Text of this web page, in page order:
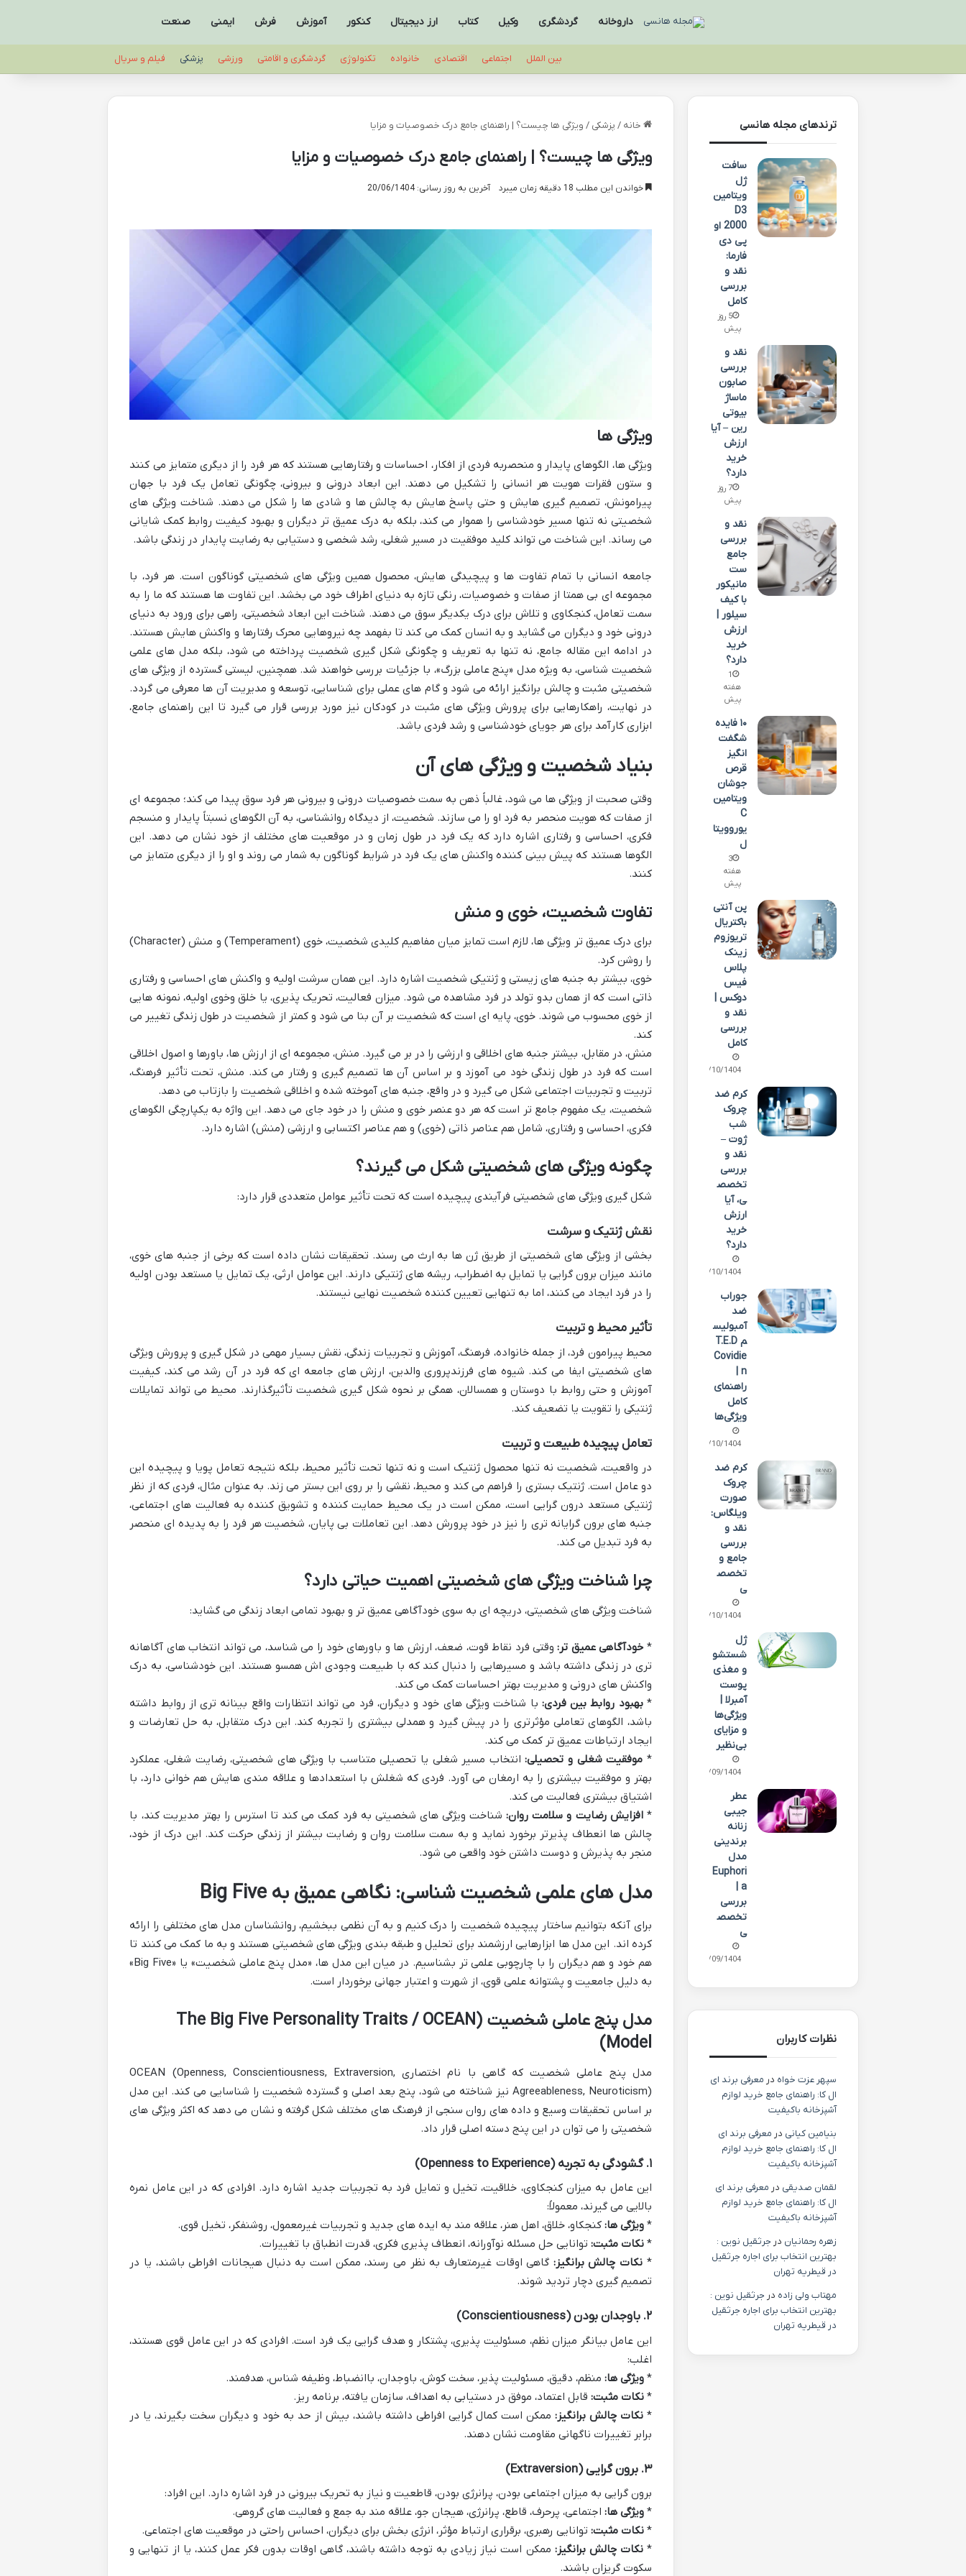
داروخانه گردشگری وکیل کتاب ارز دیجیتال کنکور آموزش فرش ایمنی صنعت
بین الملل اجتماعی اقتصادی خانواده تکنولوژی گردشگری و اقامتی ورزشی پزشکی فیلم و سریال
خانه / پزشکی / ویژگی ها چیست؟ | راهنمای جامع درک خصوصیات و مزایا
ویژگی ها چیست؟ | راهنمای جامع درک خصوصیات و مزایا
آخرین به روز رسانی: 20/06/1404 خواندن این مطلب 18 دقیقه زمان میبرد
ویژگی ها
ویژگی ها، الگوهای پایدار و منحصربه فردی از افکار، احساسات و رفتارهایی هستند که هر فرد را از دیگری متمایز می کنند
و ستون فقرات هویت هر انسانی را تشکیل می دهند. این ابعاد درونی و بیرونی، چگونگی تعامل یک فرد با جهان
پیرامونش، تصمیم گیری هایش و حتی پاسخ هایش به چالش ها و شادی ها را شکل می دهند. شناخت ویژگی های
شخصیتی نه تنها مسیر خودشناسی را هموار می کند، بلکه به درک عمیق تر دیگران و بهبود کیفیت روابط کمک شایانی
می رساند. این شناخت می تواند کلید موفقیت در مسیر شغلی، رشد شخصی و دستیابی به رضایت پایدار در زندگی باشد.
جامعه انسانی با تمام تفاوت ها و پیچیدگی هایش، محصول همین ویژگی های شخصیتی گوناگون است. هر فرد، با
مجموعه ای بی همتا از صفات و خصوصیات، رنگی تازه به دنیای اطراف خود می بخشد. این تفاوت ها هستند که ما را به
سمت تعامل، کنجکاوی و تلاش برای درک یکدیگر سوق می دهند. شناخت این ابعاد شخصیتی، راهی برای ورود به دنیای
درونی خود و دیگران می گشاید و به انسان کمک می کند تا بفهمد چه نیروهایی محرک رفتارها و واکنش هایش هستند.
در ادامه این مقاله جامع، نه تنها به تعریف و چگونگی شکل گیری شخصیت پرداخته می شود، بلکه مدل های علمی
شخصیت شناسی، به ویژه مدل «پنج عاملی بزرگ»، با جزئیات بررسی خواهند شد. همچنین، لیستی گسترده از ویژگی های
شخصیتی مثبت و چالش برانگیز ارائه می شود و گام های عملی برای شناسایی، توسعه و مدیریت آن ها معرفی می گردد.
در نهایت، راهکارهایی برای پرورش ویژگی های مثبت در کودکان نیز مورد بررسی قرار می گیرد تا این راهنمای جامع،
ابزاری کارآمد برای هر جویای خودشناسی و رشد فردی باشد.
بنیاد شخصیت و ویژگی های آن
وقتی صحبت از ویژگی ها می شود، غالباً ذهن به سمت خصوصیات درونی و بیرونی هر فرد سوق پیدا می کند؛ مجموعه ای
از صفات که هویت منحصر به فرد او را می سازند. شخصیت، از دیدگاه روانشناسی، به آن الگوهای نسبتاً پایدار و منسجم
فکری، احساسی و رفتاری اشاره دارد که یک فرد در طول زمان و در موقعیت های مختلف از خود نشان می دهد. این
الگوها هستند که پیش بینی کننده واکنش های یک فرد در شرایط گوناگون به شمار می روند و او را از دیگری متمایز می
کنند.
تفاوت شخصیت، خوی و منش
برای درک عمیق تر ویژگی ها، لازم است تمایز میان مفاهیم کلیدی شخصیت، خوی (Temperament) و منش (Character)
را روشن کرد.
خوی، بیشتر به جنبه های زیستی و ژنتیکی شخصیت اشاره دارد. این همان سرشت اولیه و واکنش های احساسی و رفتاری
ذاتی است که از همان بدو تولد در فرد مشاهده می شود. میزان فعالیت، تحریک پذیری، یا خلق وخوی اولیه، نمونه هایی
از خوی محسوب می شوند. خوی، پایه ای است که شخصیت بر آن بنا می شود و کمتر از شخصیت در طول زندگی تغییر می
کند.
منش، در مقابل، بیشتر جنبه های اخلاقی و ارزشی را در بر می گیرد. منش، مجموعه ای از ارزش ها، باورها و اصول اخلاقی
است که فرد در طول زندگی خود می آموزد و بر اساس آن ها تصمیم گیری و رفتار می کند. منش، تحت تأثیر فرهنگ،
تربیت و تجربیات اجتماعی شکل می گیرد و در واقع، جنبه های آموخته شده و اخلاقی شخصیت را بازتاب می دهد.
شخصیت، یک مفهوم جامع تر است که هر دو عنصر خوی و منش را در خود جای می دهد. این واژه به یکپارچگی الگوهای
فکری، احساسی و رفتاری، شامل هم عناصر ذاتی (خوی) و هم عناصر اکتسابی و ارزشی (منش) اشاره دارد.
چگونه ویژگی های شخصیتی شکل می گیرند؟
شکل گیری ویژگی های شخصیتی فرآیندی پیچیده است که تحت تأثیر عوامل متعددی قرار دارد:
نقش ژنتیک و سرشت
بخشی از ویژگی های شخصیتی از طریق ژن ها به ارث می رسند. تحقیقات نشان داده است که برخی از جنبه های خوی،
مانند میزان برون گرایی یا تمایل به اضطراب، ریشه های ژنتیکی دارند. این عوامل ارثی، یک تمایل یا مستعد بودن اولیه
را در فرد ایجاد می کنند، اما به تنهایی تعیین کننده شخصیت نهایی نیستند.
تأثیر محیط و تربیت
محیط پیرامون فرد، از جمله خانواده، فرهنگ، آموزش و تجربیات زندگی، نقش بسیار مهمی در شکل گیری و پرورش ویژگی
های شخصیتی ایفا می کند. شیوه های فرزندپروری والدین، ارزش های جامعه ای که فرد در آن رشد می کند، کیفیت
آموزش و حتی روابط با دوستان و همسالان، همگی بر نحوه شکل گیری شخصیت تأثیرگذارند. محیط می تواند تمایلات
ژنتیکی را تقویت یا تضعیف کند.
تعامل پیچیده طبیعت و تربیت
در واقعیت، شخصیت نه تنها محصول ژنتیک است و نه تنها تحت تأثیر محیط، بلکه نتیجه تعامل پویا و پیچیده این
دو عامل است. ژنتیک بستری را فراهم می کند و محیط، نقشی را بر روی این بستر می زند. به عنوان مثال، فردی که از نظر
ژنتیکی مستعد درون گرایی است، ممکن است در یک محیط حمایت کننده و تشویق کننده به فعالیت های اجتماعی،
جنبه های برون گرایانه تری را نیز در خود پرورش دهد. این تعاملات بی پایان، شخصیت هر فرد را به پدیده ای منحصر
به فرد تبدیل می کند.
چرا شناخت ویژگی های شخصیتی اهمیت حیاتی دارد؟
شناخت ویژگی های شخصیتی، دریچه ای به سوی خودآگاهی عمیق تر و بهبود تمامی ابعاد زندگی می گشاید:
* خودآگاهی عمیق تر:وقتی فرد نقاط قوت، ضعف، ارزش ها و باورهای خود را می شناسد، می تواند انتخاب های آگاهانه
تری در زندگی داشته باشد و مسیرهایی را دنبال کند که با طبیعت وجودی اش همسو هستند. این خودشناسی، به درک
واکنش های درونی و مدیریت بهتر احساسات کمک می کند.
*بهبود روابط بین فردی: با شناخت ویژگی های خود و دیگران، فرد می تواند انتظارات واقع بینانه تری از روابط داشته
باشد، الگوهای تعاملی مؤثرتری را در پیش گیرد و همدلی بیشتری را تجربه کند. این درک متقابل، به حل تعارضات و
ایجاد ارتباطات عمیق تر کمک می کند.
* موفقیت شغلی و تحصیلی:انتخاب مسیر شغلی یا تحصیلی متناسب با ویژگی های شخصیتی، رضایت شغلی، عملکرد
بهتر و موفقیت بیشتری را به ارمغان می آورد. فردی که شغلش با استعدادها و علاقه مندی هایش هم خوانی دارد، با
اشتیاق بیشتری فعالیت می کند.
*افزایش رضایت و سلامت روان:شناخت ویژگی های شخصیتی به فرد کمک می کند تا استرس را بهتر مدیریت کند، با
چالش ها انعطاف پذیرتر برخورد نماید و به سمت سلامت روان و رضایت بیشتر از زندگی حرکت کند. این درک از خود،
منجر به پذیرش و دوست داشتن خود واقعی می شود.
مدل های علمی شخصیت شناسی: نگاهی عمیق به Big Five
برای آنکه بتوانیم ساختار پیچیده شخصیت را درک کنیم و به آن نظمی ببخشیم، روانشناسان مدل های مختلفی را ارائه
کرده اند. این مدل ها ابزارهایی ارزشمند برای تحلیل و طبقه بندی ویژگی های شخصیتی هستند و به ما کمک می کنند تا
هم خود و هم دیگران را با چارچوبی علمی تر بشناسیم. در میان این مدل ها، «مدل پنج عاملی شخصیت» یا «Big Five»
به دلیل جامعیت و پشتوانه علمی قوی، از شهرت و اعتبار جهانی برخوردار است.
مدل پنج عاملی شخصیت (The Big Five Personality Traits / OCEAN
Model)
مدل پنج عاملی شخصیت که گاهی با نام اختصاری OCEAN (Openness, Conscientiousness, Extraversion,
Agreeableness, Neuroticism) نیز شناخته می شود، پنج بعد اصلی و گسترده شخصیت را شناسایی می کند. این مدل
بر اساس تحقیقات وسیع و داده های روان سنجی از فرهنگ های مختلف شکل گرفته و نشان می دهد که اکثر ویژگی های
شخصیتی را می توان در این پنج دسته اصلی قرار داد.
۱. گشودگی به تجربه (Openness to Experience)
این عامل به میزان کنجکاوی، خلاقیت، تخیل و تمایل فرد به تجربیات جدید اشاره دارد. افرادی که در این عامل نمره
بالایی می گیرند، معمولاً:
*ویژگی ها: کنجکاو، خلاق، اهل هنر، علاقه مند به ایده های جدید و تجربیات غیرمعمول، روشنفکر، تخیل قوی.
*نکات مثبت: توانایی حل مسئله نوآورانه، انعطاف پذیری فکری، قدرت انطباق با تغییرات.
* نکات چالش برانگیز: گاهی اوقات غیرمتعارف به نظر می رسند، ممکن است به دنبال هیجانات افراطی باشند، یا در
تصمیم گیری دچار تردید شوند.
۲. باوجدان بودن (Conscientiousness)
این عامل بیانگر میزان نظم، مسئولیت پذیری، پشتکار و هدف گرایی یک فرد است. افرادی که در این عامل قوی هستند،
اغلب:
*ویژگی ها: منظم، دقیق، مسئولیت پذیر، سخت کوش، باوجدان، باانضباط، وظیفه شناس، هدفمند.
*نکات مثبت: قابل اعتماد، موفق در دستیابی به اهداف، سازمان یافته، برنامه ریز.
*نکات چالش برانگیز: ممکن است کمال گرایی افراطی داشته باشند، بیش از حد به خود و دیگران سخت بگیرند، یا در
برابر تغییرات ناگهانی مقاومت نشان دهند.
۳. برون گرایی (Extraversion)
برون گرایی به میزان اجتماعی بودن، پرانرژی بودن، قاطعیت و نیاز به تحریک بیرونی در فرد اشاره دارد. این افراد:
*ویژگی ها: اجتماعی، پرحرف، قاطع، پرانرژی، هیجان جو، علاقه مند به جمع و فعالیت های گروهی.
*نکات مثبت: توانایی رهبری، برقراری ارتباط مؤثر، انرژی بخش برای دیگران، احساس راحتی در موقعیت های اجتماعی.
*نکات چالش برانگیز: ممکن است نیاز زیادی به توجه داشته باشند، گاهی اوقات بدون فکر عمل کنند، یا از تنهایی و
سکوت گریزان باشند.
ترندهای مجله هانسی
سافت
ژل
ویتامین
D3
2000 او
پی دی
فارما:
نقد و
بررسی
کامل
5 روز
پیش
نقد و
بررسی
صابون
ماساژ
بیوتی
رین – آیا
ارزش
خرید
دارد؟
7 روز
پیش
نقد و
بررسی
جامع
ست
مانیکور
با کیف
سیلور |
ارزش
خرید
دارد؟
1
هفته
پیش
۱۰ فایده
شگفت
انگیز
قرص
جوشان
ویتامین
C
یوروویتا
ل
3
هفته
پیش
پن آنتی
باکتریال
تریوزوم
زینک
پلاس
فیس
دوکس |
نقد و
بررسی
کامل
15/10/1404
کرم ضد
چروک
شب
ژوت –
نقد و
بررسی
تخصص
ی، آیا
ارزش
خرید
دارد؟
02/10/1404
جوراب
ضد
آمبولیس
م T.E.D
Covidie
n |
راهنمای
کامل
ویژگی‌ها
02/10/1404
کرم ضد
چروک
صورت
ویلگاس:
نقد و
بررسی
جامع و
تخصص
ی
02/10/1404
ژل
شستشو
و مغذی
پوست
آمبرلا |
ویژگی‌ها
و مزایای
بی‌نظیر
25/09/1404
عطر
جیبی
زنانه
برندینی
مدل
Euphori
a |
بررسی
تخصص
ی
24/09/1404
نظرات کاربران
سپهر عزت خواه در معرفی برند ای
ال کا: راهنمای جامع خرید لوازم
آشپزخانه باکیفیت
بنیامین کیانی در معرفی برند ای
ال کا: راهنمای جامع خرید لوازم
آشپزخانه باکیفیت
لقمان صدیقی در معرفی برند ای
ال کا: راهنمای جامع خرید لوازم
آشپزخانه باکیفیت
زهره رحمانیان در جرثقیل نوین :
بهترین انتخاب برای اجاره جرثقیل
در قیطریه تهران
مهتاب ولی زاده در جرثقیل نوین :
بهترین انتخاب برای اجاره جرثقیل
در قیطریه تهران